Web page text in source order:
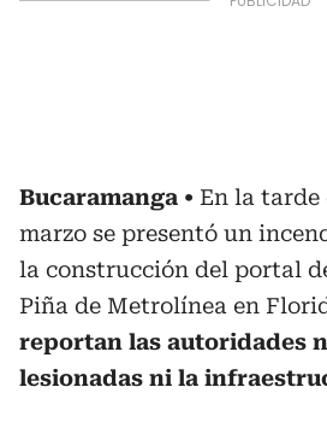
Bucaramanga
En la tarde
marzo se presentó un
la construcción del portal
Piña de Metrolínea en
reportan las autoridades
lesionadas ni la